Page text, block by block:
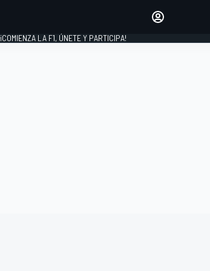
¡COMIENZA LA F1, ÚNETE Y PARTICIPA!